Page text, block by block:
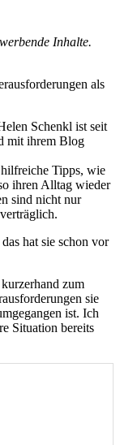
Inhalte.
Schenkl ist seit
mit ihrem Blog
Tipps, wie
ihren Alltag wieder
sind nicht nur
hat sie schon vor
zum
sie
ist. Ich
Situation bereits